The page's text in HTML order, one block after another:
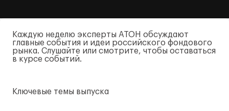
Каждую неделю эксперты АТОН обсуждают
главные события и идеи российского фондового
рынка. Слушайте или смотрите, чтобы оставаться
в курсе событий.
Ключевые темы выпуска